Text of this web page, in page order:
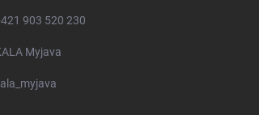
903 520 230
Myjava